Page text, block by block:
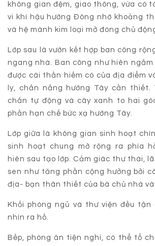
không gian đệm, giao thông, vừa có
vi khí hậu hướng Đông nhờ khoảng
và hệ mành kim loại mở đóng chủ
Lớp sau là vườn kết hợp ban công
ngang nhà. Ban công như hiên
được cái thần hiếm có của địa điểm
ly, chắn nắng hướng Tây cần thiết.
chắn tự động và cây xanh to hai
phần hạn chế bức xạ hướng Tây.
Lớp giữa là không gian sinh hoạt
sinh hoạt chung mở rộng ra phía
hiên sau tạo lớp. Cảm giác thư thái,
sen như tăng phần cộng hưởng bởi
địa- bạn thân thiết của bà chủ nhà và
Khối phòng ngủ và thư viện đều
nhìn ra hồ.
Bếp, phòng ăn tiện nghi, có thể tổ